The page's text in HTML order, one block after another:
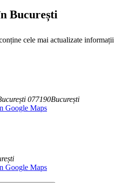
București
cele mai actualizate informații
077190București
Google Maps
Google Maps